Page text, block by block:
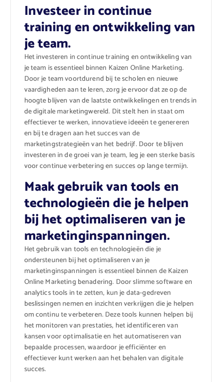
Investeer in continue
training en ontwikkeling van
je team.
Het investeren in continue training en ontwikkeling van
je team is essentieel binnen Kaizen Online Marketing.
Door je team voortdurend bij te scholen en nieuwe
vaardigheden aan te leren, zorg je ervoor dat ze op de
hoogte blijven van de laatste ontwikkelingen en trends in
de digitale marketingwereld. Dit stelt hen in staat om
effectiever te werken, innovatieve ideeën te genereren
en bij te dragen aan het succes van de
marketingstrategieën van het bedrijf. Door te blijven
investeren in de groei van je team, leg je een sterke basis
voor continue verbetering en succes op lange termijn.
Maak gebruik van tools en
technologieën die je helpen
bij het optimaliseren van je
marketinginspanningen.
Het gebruik van tools en technologieën die je
ondersteunen bij het optimaliseren van je
marketinginspanningen is essentieel binnen de Kaizen
Online Marketing benadering. Door slimme software en
analytics tools in te zetten, kun je data-gedreven
beslissingen nemen en inzichten verkrijgen die je helpen
om continu te verbeteren. Deze tools kunnen helpen bij
het monitoren van prestaties, het identificeren van
kansen voor optimalisatie en het automatiseren van
bepaalde processen, waardoor je efficiënter en
effectiever kunt werken aan het behalen van digitale
succes.